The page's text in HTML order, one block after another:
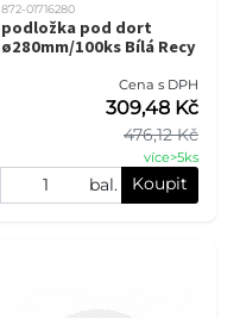
872-01716280
podložka pod dort
ø280mm/100ks Bílá Recy
Cena s DPH
476,12 Kč
309,48 Kč
více>5ks
bal. Koupit